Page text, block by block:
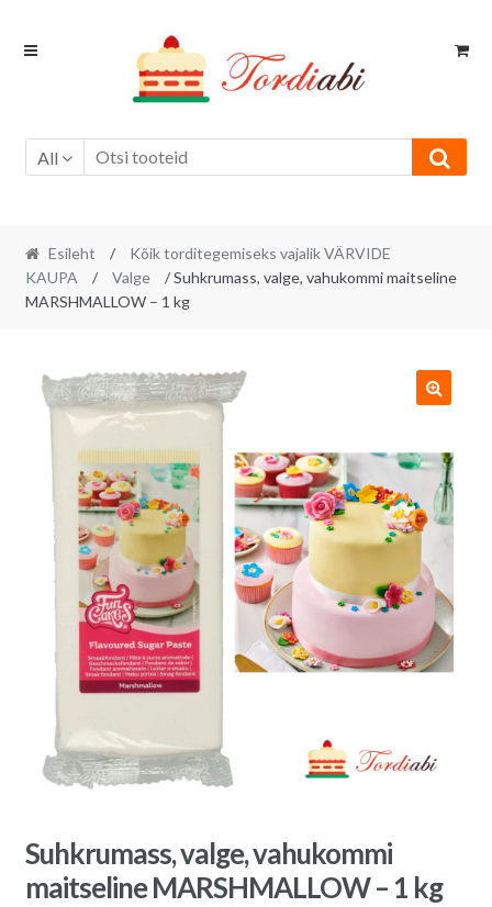
Skip
Skip
All
Esileht /
Kõik torditegemiseks vajalik VÄRVIDE
KAUPA
/ Valge
/ Suhkrumass, valge, vahukommi maitseline
MARSHMALLOW – 1 kg
Suhkrumass, valge, vahukommi
maitseline MARSHMALLOW – 1 kg